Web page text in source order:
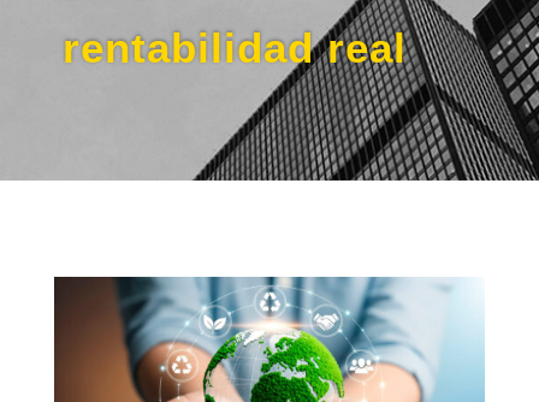
rentabilidad real